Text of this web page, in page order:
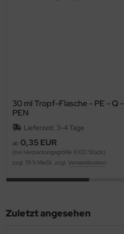
30 ml Tropf-Flasche - PE - Q -
PEN
Lieferzeit: 3-4 Tage
ab 0,35 EUR
(bei Verpackungsgröße 1000 Stück)
zzgl. 19 % MwSt. zzgl. Versandkosten
Zuletzt angesehen